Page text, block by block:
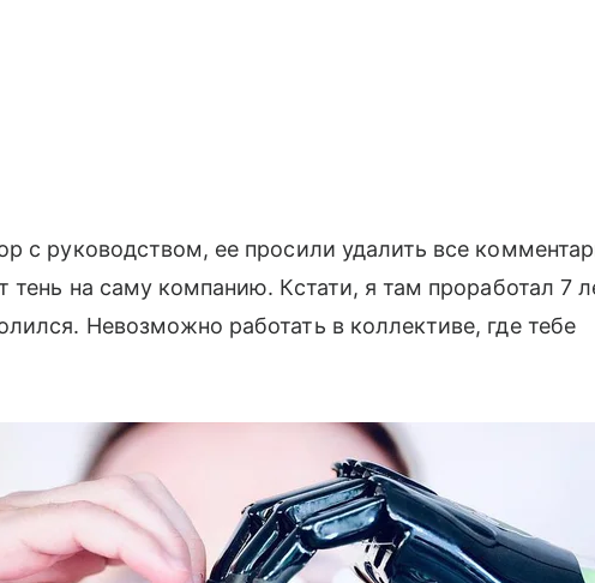
с руководством, ее просили удалить все
тень на саму компанию. Кстати, я там проработал 7
Невозможно работать в коллективе, где тебе